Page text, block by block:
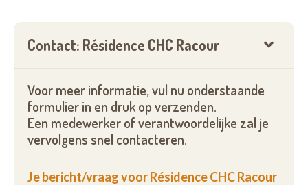
Contact: Résidence CHC Racour
Voor meer informatie, vul nu onderstaande
formulier in en druk op verzenden.
Een medewerker of verantwoordelijke zal je
vervolgens snel contacteren.
Je bericht/vraag voor Résidence CHC Racour